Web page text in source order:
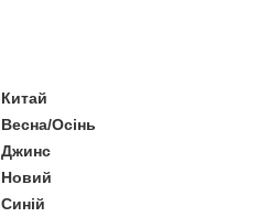
Китай
Весна/Осінь
Джинс
Новий
Синій